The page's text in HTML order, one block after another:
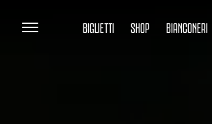
BIGLIETTI SHOP BIANCONERI